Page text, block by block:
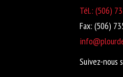
Tél.: (506)
Fax: (506)
Suivez-nous